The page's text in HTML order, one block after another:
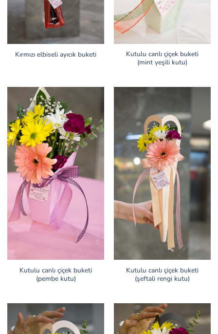
Kırmızı elbiseli ayıcık buketi
Kutulu canlı çiçek buketi
(mint yeşili kutu)
Kutulu canlı çiçek buketi
(pembe kutu)
Kutulu canlı çiçek buketi
(şeftali rengi kutu)